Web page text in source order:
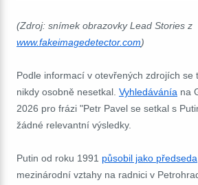
(Zdroj: snímek obrazovky Lead Stories z
www.fakeimagedetector.com)
Podle informací v otevřených zdrojích se
nikdy osobně nesetkal. Vyhledávánía na
2026 pro frázi "Petr Pavel se setkal s
žádné relevantní výsledky.
Putin od roku 1991 působil jako předseda
mezinárodní vztahy na radnici v